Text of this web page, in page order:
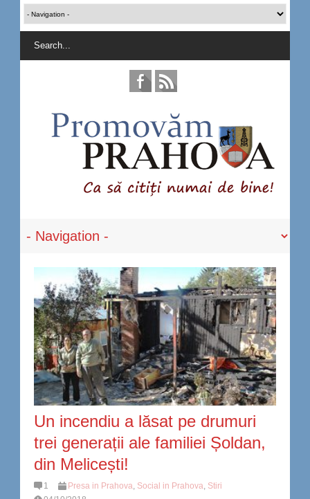
Un incendiu a lăsat pe drumuri
trei generații ale familiei Șoldan,
din Melicești!
1 Presa in Prahova, Social in Prahova, Stiri